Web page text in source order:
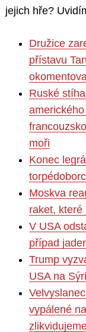
jejich hře?
Družice
přístavu
Ruské
moři
Konec
Moskva
raket, které
V USA
případ
Trump
USA na
vypálené